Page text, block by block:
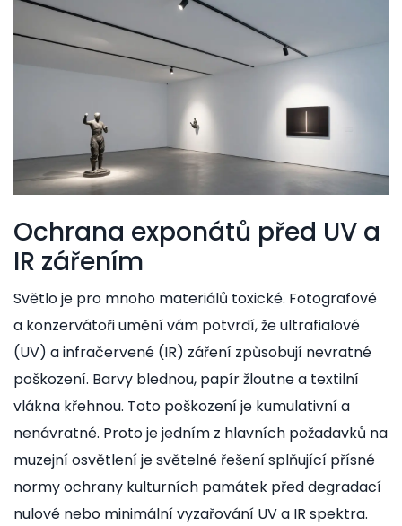
Ochrana exponátů před UV a
IR zářením
Světlo je pro mnoho materiálů toxické. Fotografové
a konzervátoři umění vám potvrdí, že ultrafialové
(UV) a infračervené (IR) záření způsobují nevratné
poškození. Barvy blednou, papír žloutne a textilní
vlákna křehnou. Toto poškození je kumulativní a
nenávratné. Proto je jedním z hlavních požadavků na
muzejní osvětleníjesvětelné řešení splňující přísné
normy ochrany kulturních památek před degradací
nulové nebo minimální vyzařování UV a IR spektra.